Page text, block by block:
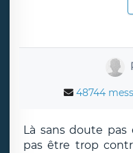
48744
Là sans doute
pas être trop